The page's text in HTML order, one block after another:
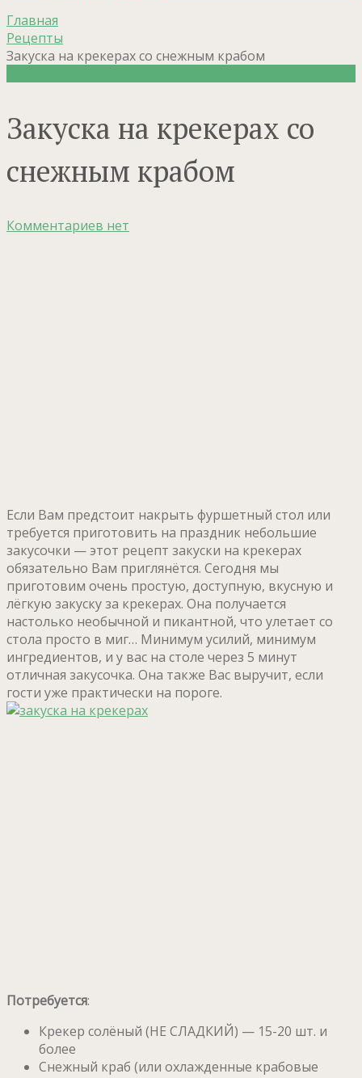
Главная
Рецепты
Закуска на крекерах со снежным крабом
Закуска на крекерах со
снежным крабом
Комментариев нет
Если Вам предстоит накрыть фуршетный стол или
требуется приготовить на праздник небольшие
закусочки — этот рецепт закуски на крекерах
обязательно Вам приглянётся. Сегодня мы
приготовим очень простую, доступную, вкусную и
лёгкую закуску за крекерах. Она получается
настолько необычной и пикантной, что улетает со
стола просто в миг… Минимум усилий, минимум
ингредиентов, и у вас на столе через 5 минут
отличная закусочка. Она также Вас выручит, если
гости уже практически на пороге.
Потребуется:
Крекер солёный (НЕ СЛАДКИЙ) — 15-20 шт. и
более
Снежный краб (или охлажденные крабовые